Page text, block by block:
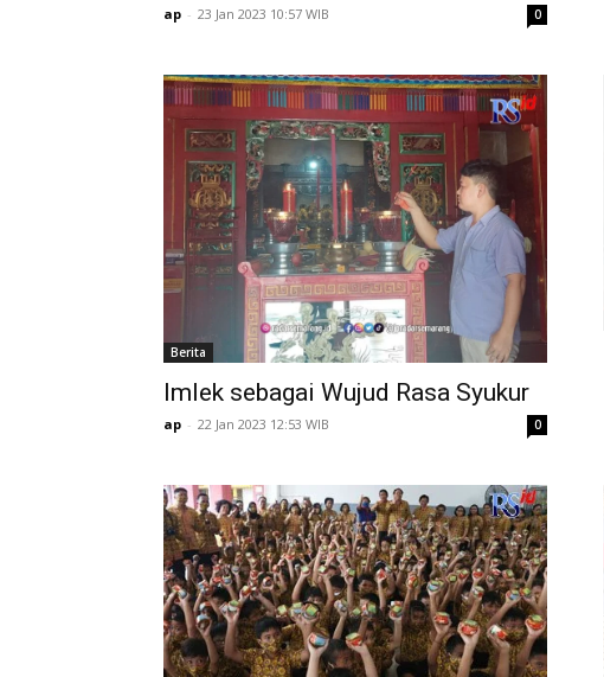
ap - 23 Jan 2023 10:57 WIB 0
Berita
Imlek sebagai Wujud Rasa Syukur
ap - 22 Jan 2023 12:53 WIB 0